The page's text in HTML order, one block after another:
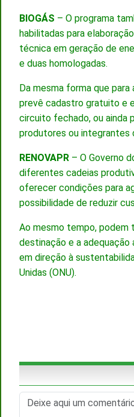
BIOGÁS – O programa
habilitadas para
técnica em geração de
e duas homologadas.
Da mesma forma que
prevê cadastro gratuito e
circuito fechado, ou ainda
produtores ou integrantes
RENOVAPR – O Governo
diferentes cadeias
oferecer condições para
possibilidade de reduzir
Ao mesmo tempo, podem
destinação e a adequação
em direção à
Unidas (ONU).